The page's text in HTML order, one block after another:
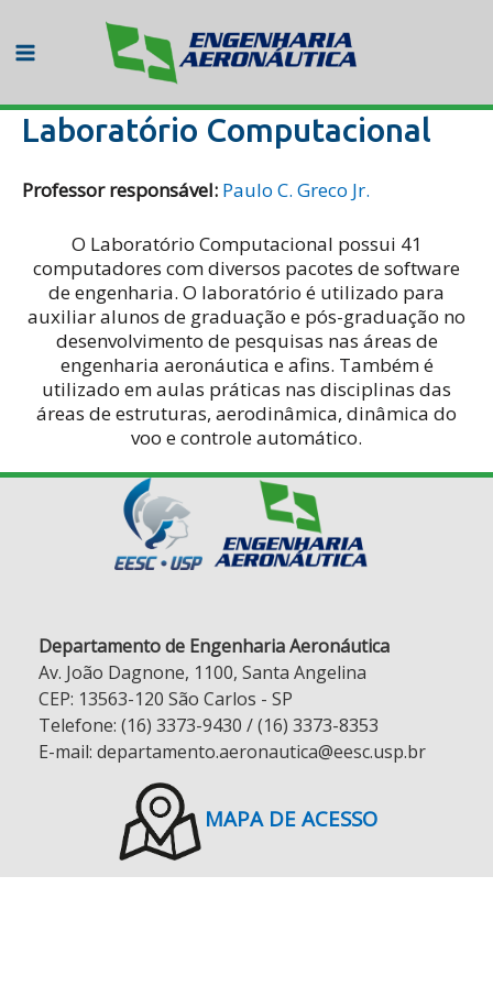
Menu
Laboratório Computacional
Professor responsável: Paulo C. Greco Jr.
O Laboratório Computacional possui 41
computadores com diversos pacotes de software
de engenharia. O laboratório é utilizado para
auxiliar alunos de graduação e pós-graduação no
desenvolvimento de pesquisas nas áreas de
engenharia aeronáutica e afins. Também é
utilizado em aulas práticas nas disciplinas das
áreas de estruturas, aerodinâmica, dinâmica do
voo e controle automático.
Departamento de Engenharia Aeronáutica
Av. João Dagnone, 1100, Santa Angelina
CEP: 13563-120 São Carlos - SP
Telefone: (16) 3373-9430 / (16) 3373-8353
E-mail: departamento.aeronautica@eesc.usp.br
MAPA DE ACESSO